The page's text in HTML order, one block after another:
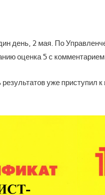
день, 2 мая. По
оценка 5 с
уже приступил